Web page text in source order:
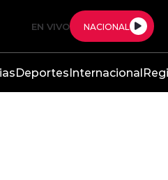
EN VIVO NACIONAL
DeportesInternacional